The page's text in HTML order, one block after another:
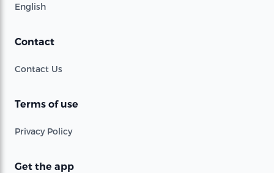
English
Contact
Contact Us
Terms of use
Privacy Policy
Get the app